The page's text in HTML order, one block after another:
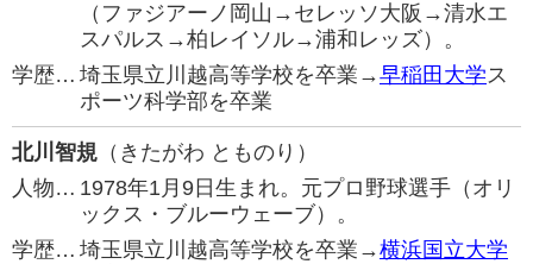
（ファジアーノ岡山→セレッソ大阪→清水エ
スパルス→柏レイソル→浦和レッズ）。
学歴… 埼玉県立川越高等学校を卒業→早稲田大学ス
ポーツ科学部を卒業
北川智規 （きたがわ とものり）
人物… 1978年1月9日生まれ。元プロ野球選手（オリ
ックス・ブルーウェーブ）。
学歴… 埼玉県立川越高等学校を卒業→横浜国立大学